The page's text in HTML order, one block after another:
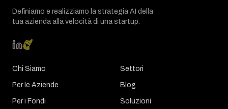
Definiamo e realizziamo la strategia AI della
tua azienda alla velocità di una startup.
Chi Siamo
Per le Aziende
Per i Fondi
Settori
Blog
Soluzioni